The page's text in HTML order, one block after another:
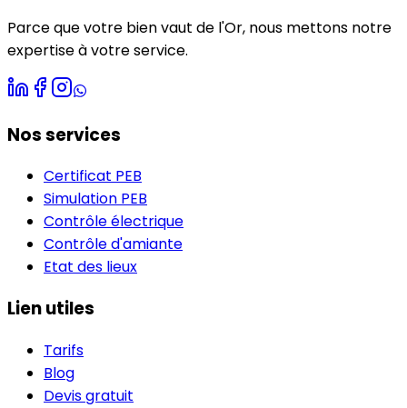
Parce que votre bien vaut de l'Or, nous mettons notre
expertise à votre service.
Nos services
Certificat PEB
Simulation PEB
Contrôle électrique
Contrôle d'amiante
Etat des lieux
Lien utiles
Tarifs
Blog
Devis gratuit